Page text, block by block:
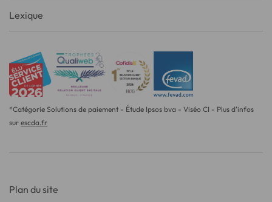
Lexique
*Catégorie Solutions de paiement - Étude Ipsos bva - Viséo CI - Plus d'infos
sur escda.fr
Plan du site